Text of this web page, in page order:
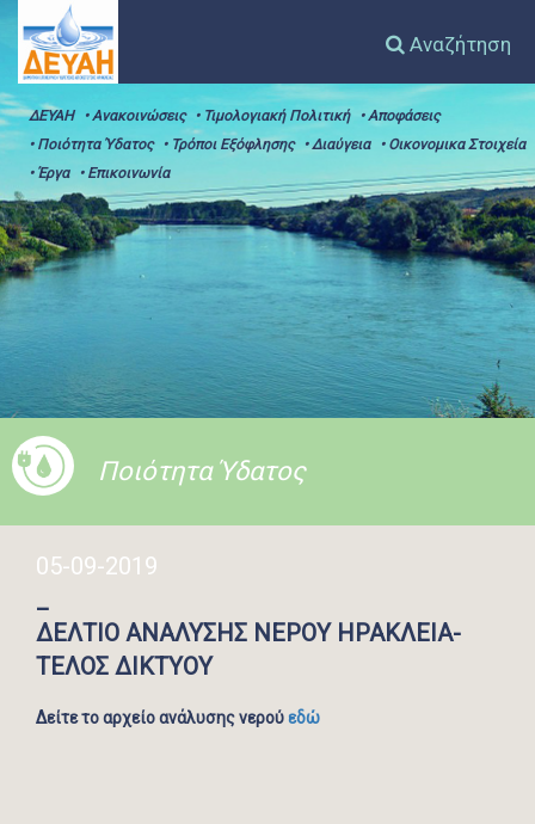
Αναζήτηση
ΔΕΥΑΗ • Ανακοινώσεις • Τιμολογιακή Πολιτική
• Αποφάσεις
• Ποιότητα Ύδατος
• Τρόποι Εξόφλησης • Διαύγεια
• Οικονομικα Στοιχεία
• Έργα
• Επικοινωνία
Ποιότητα Ύδατος
05-09-2019
_
ΔΕΛΤΙΟ ΑΝΑΛΥΣΗΣ ΝΕΡΟΥ ΗΡΑΚΛΕΙΑ-
ΤΕΛΟΣ ΔΙΚΤΥΟΥ
Δείτε το αρχείο ανάλυσης νερούεδώ